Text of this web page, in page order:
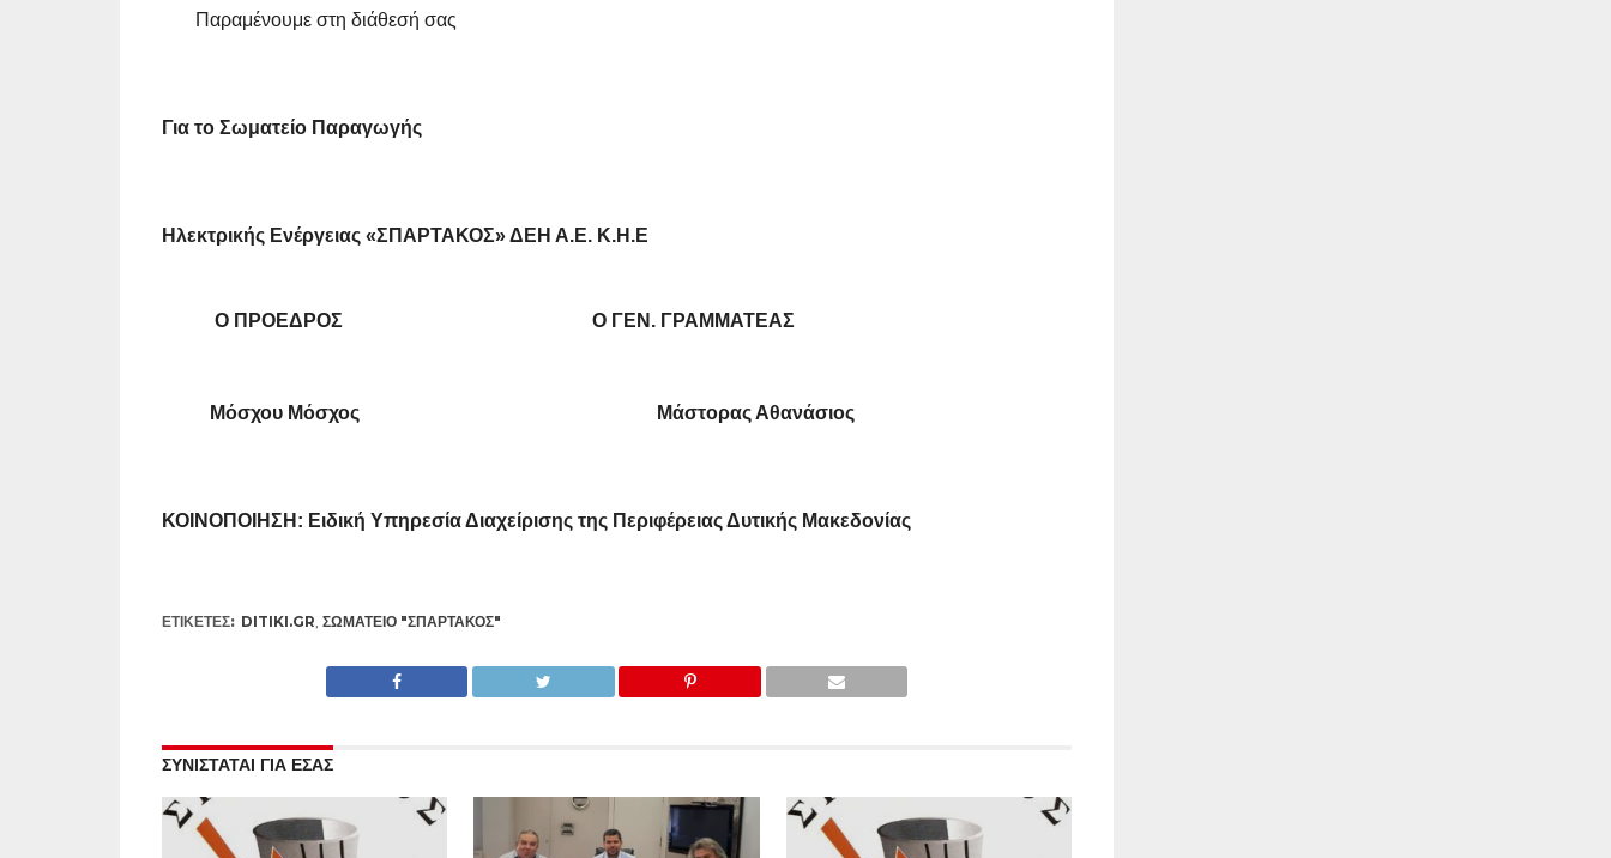
Παραμένουμε στη διάθεσή σας
Για το Σωματείο Παραγωγής
Ηλεκτρικής Ενέργειας «ΣΠΑΡΤΑΚΟΣ» ΔΕΗ Α.Ε. Κ.Η.Ε
Ο ΠΡΌΕΔΡΟΣ Ο ΓΕΝ. ΓΡΑΜΜΑΤΈΑΣ
Μόσχου Μόσχος Μάστορας Αθανάσιος
ΚΟΙΝΟΠΟΙΗΣΗ: Ειδική Υπηρεσία Διαχείρισης της Περιφέρειας Δυτικής Μακεδονίας
ΕΤΙΚΕΤΕΣ: DITIKI.GR ΣΩΜΑΤΕΊΟ "ΣΠΑΡΤΑΚΟΣ"
ΣΥΝΙΣΤΑΤΑΙ ΓΙΑ ΕΣΑΣ